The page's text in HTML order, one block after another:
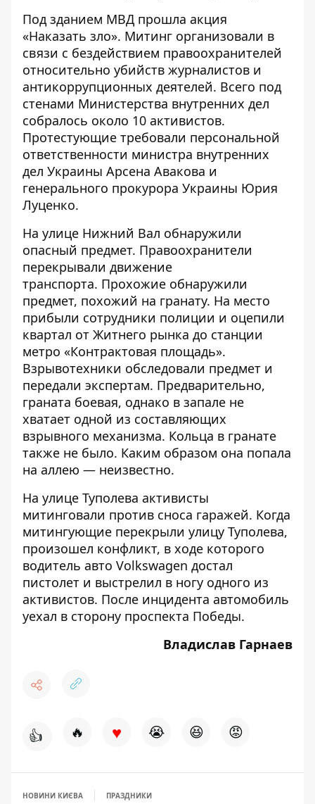
Под зданием МВД прошла акция
«Наказать зло». Митинг организовали в
связи с бездействием правоохранителей
относительно убийств журналистов и
антикоррупционных деятелей. Всего под
стенами Министерства внутренних дел
собралось около 10 активистов.
Протестующие требовали персональной
ответственности министра внутренних
дел Украины Арсена Авакова и
генерального прокурора Украины Юрия
Луценко.
На улице Нижний Вал обнаружили
опасный предмет. Правоохранители
перекрывали движение
транспорта. Прохожие обнаружили
предмет, похожий на гранату. На место
прибыли сотрудники полиции и оцепили
квартал от Житнего рынка до станции
метро «Контрактовая площадь».
Взрывотехники обследовали предмет и
передали экспертам. Предварительно,
граната боевая, однако в запале не
хватает одной из составляющих
взрывного механизма. Кольца в гранате
также не было. Каким образом она попала
на аллею — неизвестно.
На улице Туполева активисты
митинговали против сноса гаражей. Когда
митингующие перекрыли улицу Туполева,
произошел конфликт, в ходе которого
водитель авто Volkswagen достал
пистолет и выстрелил в ногу одного из
активистов. После инцидента автомобиль
уехал в сторону проспекта Победы.
Владислав Гарнаев
👍 🔥 ♥ 😭 😆 😡
НОВИНИ КИЄВА ПРАЗДНИКИ